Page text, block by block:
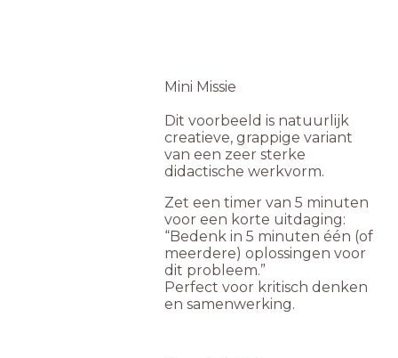
Mini Missie
Dit voorbeeld is natuurlijk
creatieve, grappige variant
van een zeer sterke
didactische werkvorm.
Zet een timer van 5 minuten
voor een korte uitdaging:
“Bedenk in 5 minuten één (of
meerdere) oplossingen voor
dit probleem.”
Perfect voor kritisch denken
en samenwerking.